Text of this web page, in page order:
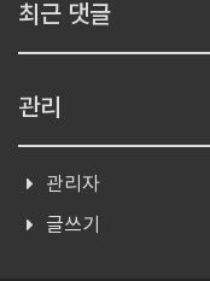
최근 댓글
관리
관리자
글쓰기